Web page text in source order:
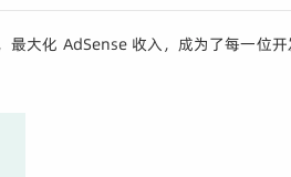
大化 AdSense 收入，成为了每一位